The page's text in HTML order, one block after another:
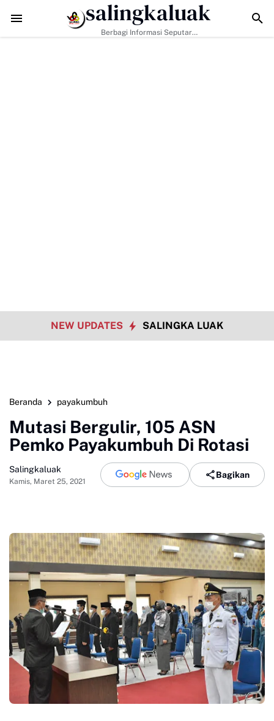
Dibuka, Rumah Diperbaiki: TMMD 129 Kodim 0306/50 Kota Mulai
salingkaluak
Berbagi Informasi Seputar
NEW UPDATES SALINGKA LUAK
Beranda payakumbuh
Mutasi Bergulir, 105 ASN
Pemko Payakumbuh Di Rotasi
Salingkaluak
Kamis, Maret 25, 2021
Bagikan